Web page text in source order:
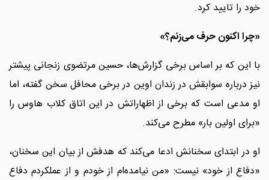
خود را تایید کرد.
«چرا اکنون حرف می‌زنم؟»
با این که بر اساس برخی گزارش‌ها، حسین مرتضوی زنجانی پیشتر
نیز درباره سوابقش در زندان اوین در برخی محافل سخن گفته، اما
او مدعی است که برخی از اظهاراتش در این اتاق کلاب هاوس را
«برای اولین بار» مطرح می‌کند.
او در ابتدای سخنانش ادعا می‌کند که هدفش از بیان این سخنان،
«دفاع از خود» نیست: «من نیامده‌ام از خودم و از عملکردم دفاع